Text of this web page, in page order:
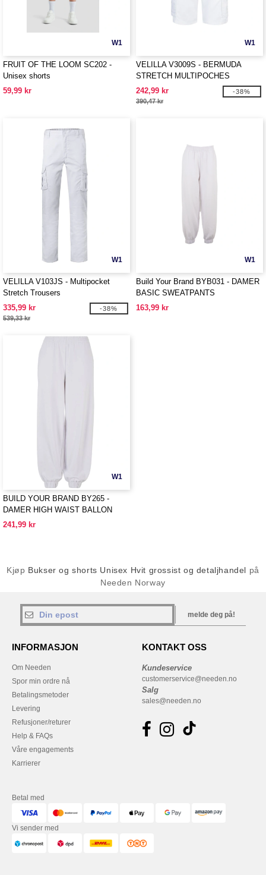
W1
FRUIT OF THE LOOM SC202 -
Unisex shorts
59,99 kr
W1
VELILLA V3009S - BERMUDA
STRETCH MULTIPOCHES
242,99 kr
390,47 kr
-38%
W1
VELILLA V103JS - Multipocket
Stretch Trousers
335,99 kr
539,33 kr
-38%
W1
Build Your Brand BYB031 - DAMER
BASIC SWEATPANTS
163,99 kr
W1
BUILD YOUR BRAND BY265 -
DAMER HIGH WAIST BALLON
SWEAT PANTS
241,99 kr
Kjøp Bukser og shorts Unisex Hvit grossist og detaljhandel på
Needen Norway
melde deg på!
INFORMASJON
Om Needen
Spor min ordre nå
Betalingsmetoder
Levering
Refusjoner/returer
Help & FAQs
Våre engagements
Karrierer
KONTAKT OSS
Kundeservice
customerservice@needen.no
Salg
sales@needen.no
Betal med
Vi sender med